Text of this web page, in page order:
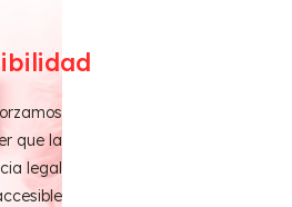
que la
legal